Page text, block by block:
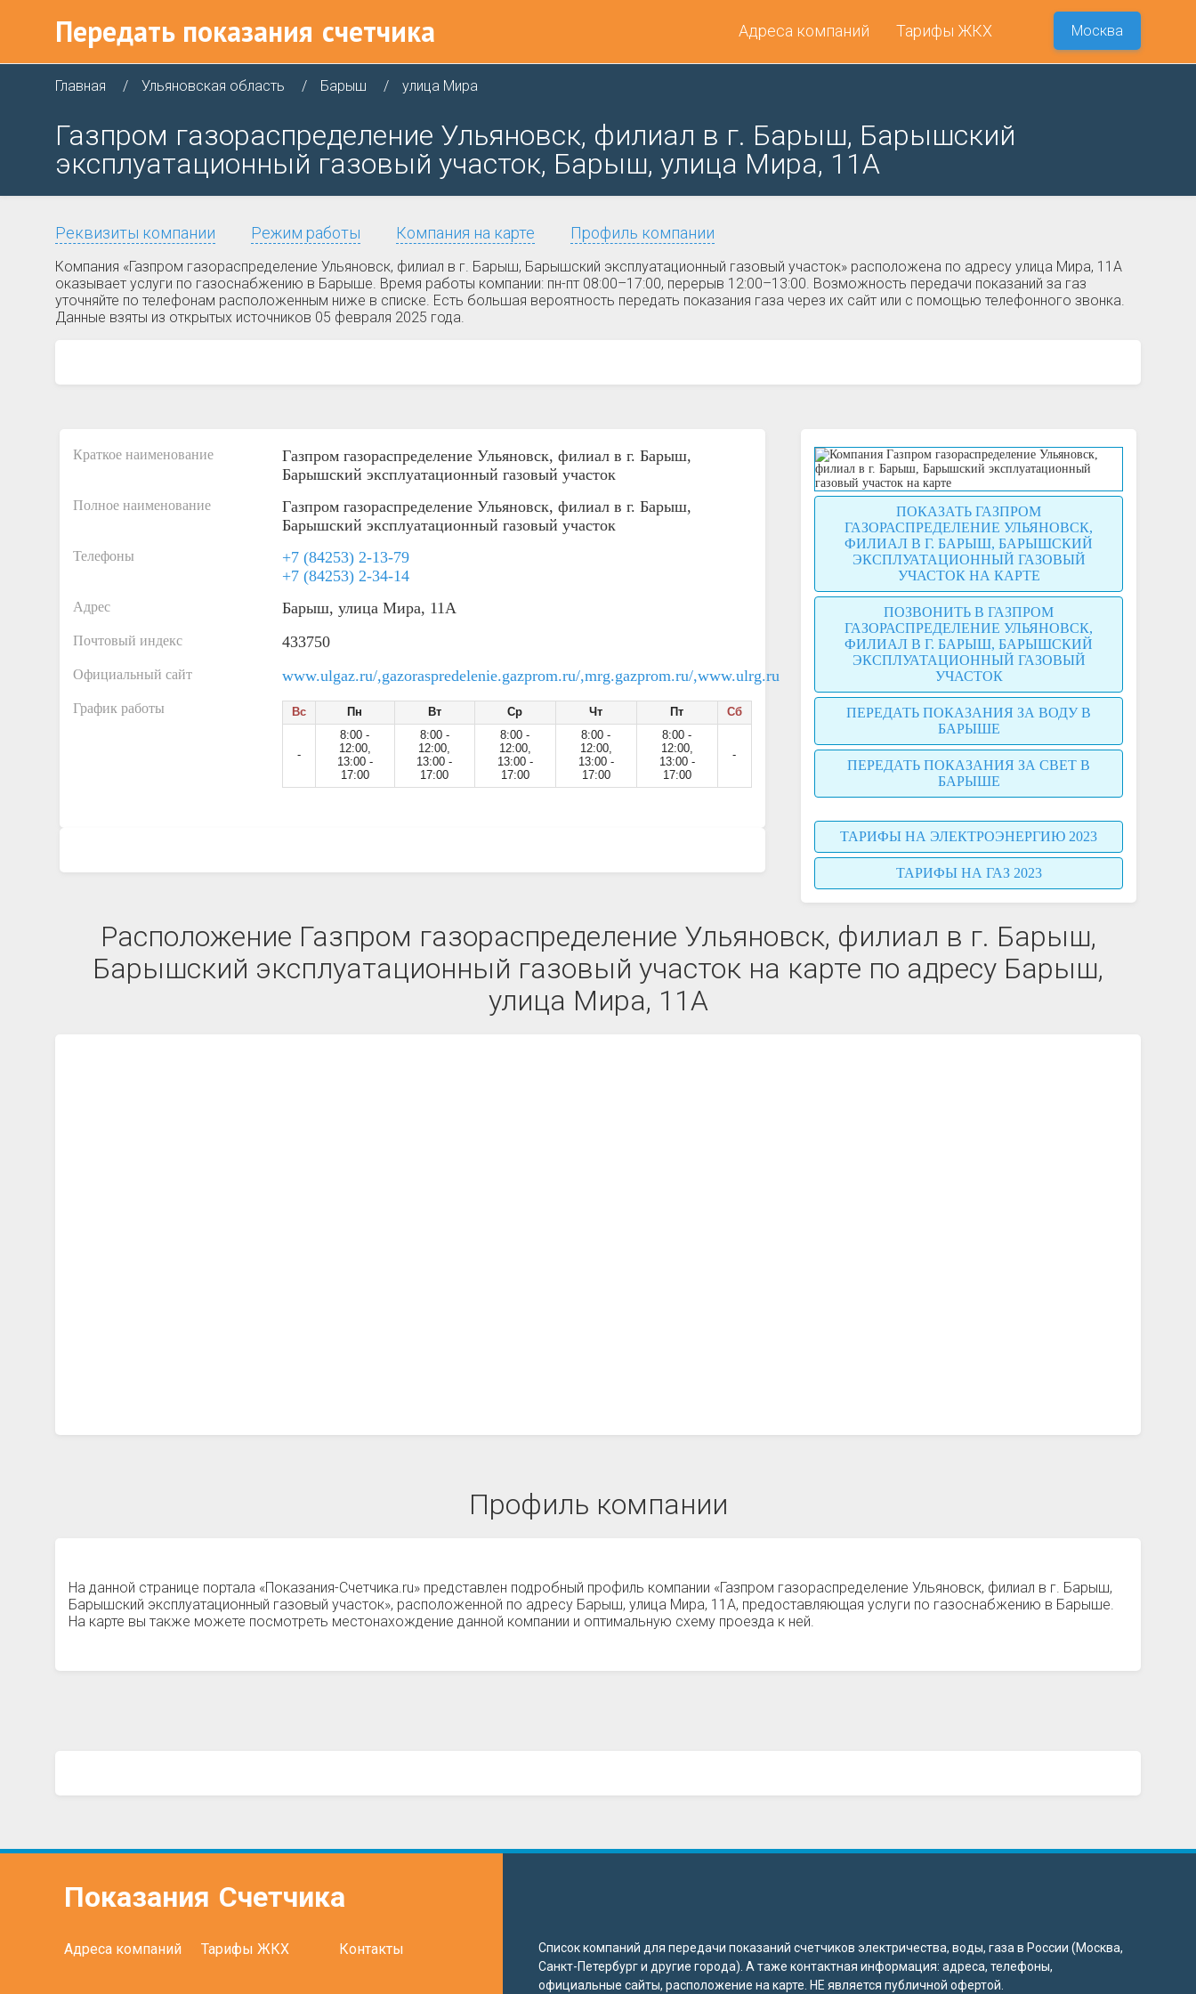
Передать показания счетчика Адреса компаний Тарифы ЖКХ Москва
Главная Ульяновская область Барыш улица Мира
Газпром газораспределение Ульяновск, филиал в г. Барыш, Барышский
эксплуатационный газовый участок, Барыш, улица Мира, 11А
Реквизиты компании Режим работы Компания на карте Профиль компании
Компания «Газпром газораспределение Ульяновск, филиал в г. Барыш, Барышский эксплуатационный газовый участок» расположена по адресу улица Мира, 11А
оказывает услуги по газоснабжению в Барыше. Время работы компании: пн-пт 08:00–17:00, перерыв 12:00–13:00. Возможность передачи показаний за газ
уточняйте по телефонам расположенным ниже в списке. Есть большая вероятность передать показания газа через их сайт или с помощью телефонного звонка.
Данные взяты из открытых источников 05 февраля 2025 года.
Краткое наименование
Газпром газораспределение Ульяновск, филиал в г. Барыш,
Барышский эксплуатационный газовый участок
Полное наименование
Газпром газораспределение Ульяновск, филиал в г. Барыш,
Барышский эксплуатационный газовый участок
Телефоны
+7 (84253) 2-13-79
+7 (84253) 2-34-14
Адрес Барыш, улица Мира, 11А
Почтовый индекс 433750
Официальный сайт www.ulgaz.ru/,gazoraspredelenie.gazprom.ru/,mrg.gazprom.ru/,www.ulrg.ru
График работы Вс Пн Вт Ср Чт Пт Сб
-
8:00 -
12:00,
13:00 -
17:00
8:00 -
12:00,
13:00 -
17:00
8:00 -
12:00,
13:00 -
17:00
8:00 -
12:00,
13:00 -
17:00
8:00 -
12:00,
13:00 -
17:00
-
ПОКАЗАТЬ ГАЗПРОМ
ГАЗОРАСПРЕДЕЛЕНИЕ УЛЬЯНОВСК,
ФИЛИАЛ В Г. БАРЫШ, БАРЫШСКИЙ
ЭКСПЛУАТАЦИОННЫЙ ГАЗОВЫЙ
УЧАСТОК НА КАРТЕ
ПОЗВОНИТЬ В ГАЗПРОМ
ГАЗОРАСПРЕДЕЛЕНИЕ УЛЬЯНОВСК,
ФИЛИАЛ В Г. БАРЫШ, БАРЫШСКИЙ
ЭКСПЛУАТАЦИОННЫЙ ГАЗОВЫЙ
УЧАСТОК
ПЕРЕДАТЬ ПОКАЗАНИЯ ЗА ВОДУ В
БАРЫШЕ
ПЕРЕДАТЬ ПОКАЗАНИЯ ЗА СВЕТ В
БАРЫШЕ
ТАРИФЫ НА ЭЛЕКТРОЭНЕРГИЮ 2023
ТАРИФЫ НА ГАЗ 2023
Расположение Газпром газораспределение Ульяновск, филиал в г. Барыш,
Барышский эксплуатационный газовый участок на карте по адресу Барыш,
улица Мира, 11А
Профиль компании
На данной странице портала «Показания-Счетчика.ru» представлен подробный профиль компании «Газпром газораспределение Ульяновск, филиал в г. Барыш,
Барышский эксплуатационный газовый участок», расположенной по адресу Барыш, улица Мира, 11А, предоставляющая услуги по газоснабжению в Барыше.
На карте вы также можете посмотреть местонахождение данной компании и оптимальную схему проезда к ней.
Показания Счетчика
Адреса компаний Тарифы ЖКХ Контакты
Список компаний для передачи показаний счетчиков электричества, воды, газа в России (Москва,
Санкт-Петербург и другие города). А таже контактная информация: адреса, телефоны,
официальные сайты, расположение на карте. НЕ является публичной офертой.